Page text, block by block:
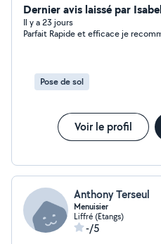
également certifié poseur KLine. N'hésitez
Dernier avis laissé par
Il y a 23 jours
Parfait Rapide et efficace je
Pose de sol
Voir le profil
Anthony Terseul
Menuisier
Liffré (Etangs)
-/5